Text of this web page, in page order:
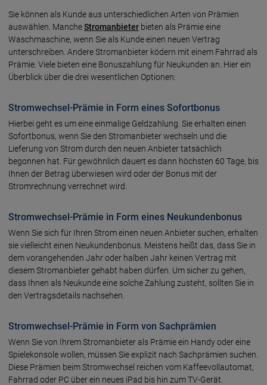
Sie können als Kunde aus unterschiedlichen Arten von Prämien
auswählen. MancheStromanbieter bieten als Prämie eine
Waschmaschine, wenn Sie als Kunde einen neuen Vertrag
unterschreiben. Andere Stromanbieter ködern mit einem Fahrrad als
Prämie. Viele bieten eine Bonuszahlung für Neukunden an. Hier ein
Überblick über die drei wesentlichen Optionen:
Stromwechsel-Prämie in Form eines Sofortbonus
Hierbei geht es um eine einmalige Geldzahlung. Sie erhalten einen
Sofortbonus, wenn Sie den Stromanbieter wechseln und die
Lieferung von Strom durch den neuen Anbieter tatsächlich
begonnen hat. Für gewöhnlich dauert es dann höchsten 60 Tage, bis
Ihnen der Betrag überwiesen wird oder der Bonus mit der
Stromrechnung verrechnet wird.
Stromwechsel-Prämie in Form eines Neukundenbonus
Wenn Sie sich für Ihren Strom einen neuen Anbieter suchen, erhalten
sie vielleicht einen Neukundenbonus. Meistens heißt das, dass Sie in
dem vorangehenden Jahr oder halben Jahr keinen Vertrag mit
diesem Stromanbieter gehabt haben dürfen. Um sicher zu gehen,
dass Ihnen als Neukunde eine solche Zahlung zusteht, sollten Sie in
den Vertragsdetails nachsehen.
Stromwechsel-Prämie in Form von Sachprämien
Wenn Sie von Ihrem Stromanbieter als Prämie ein Handy oder eine
Spielekonsole wollen, müssen Sie explizit nach Sachprämien suchen.
Diese Prämien beim Stromwechsel reichen vom Kaffeevollautomat,
Fahrrad oder PC über ein neues iPad bis hin zum TV-Gerät.